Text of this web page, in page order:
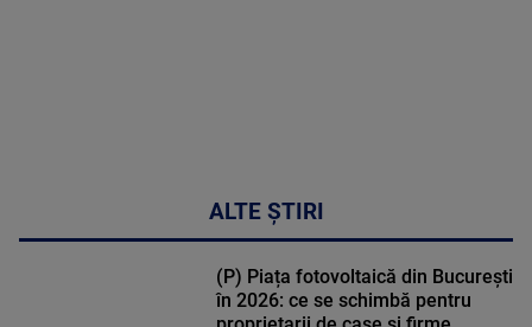
ALTE ȘTIRI
(P) Piața fotovoltaică din București
în 2026: ce se schimbă pentru